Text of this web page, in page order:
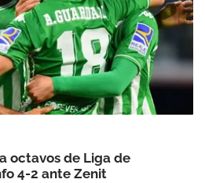
octavos de Liga de
4-2 ante Zenit